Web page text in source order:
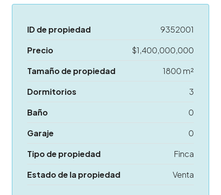
ID de propiedad
9352001
Precio
$1,400,000,000
Tamaño de propiedad
1800 m²
Dormitorios
3
Baño
0
Garaje
0
Tipo de propiedad
Finca
Estado de la propiedad
Venta